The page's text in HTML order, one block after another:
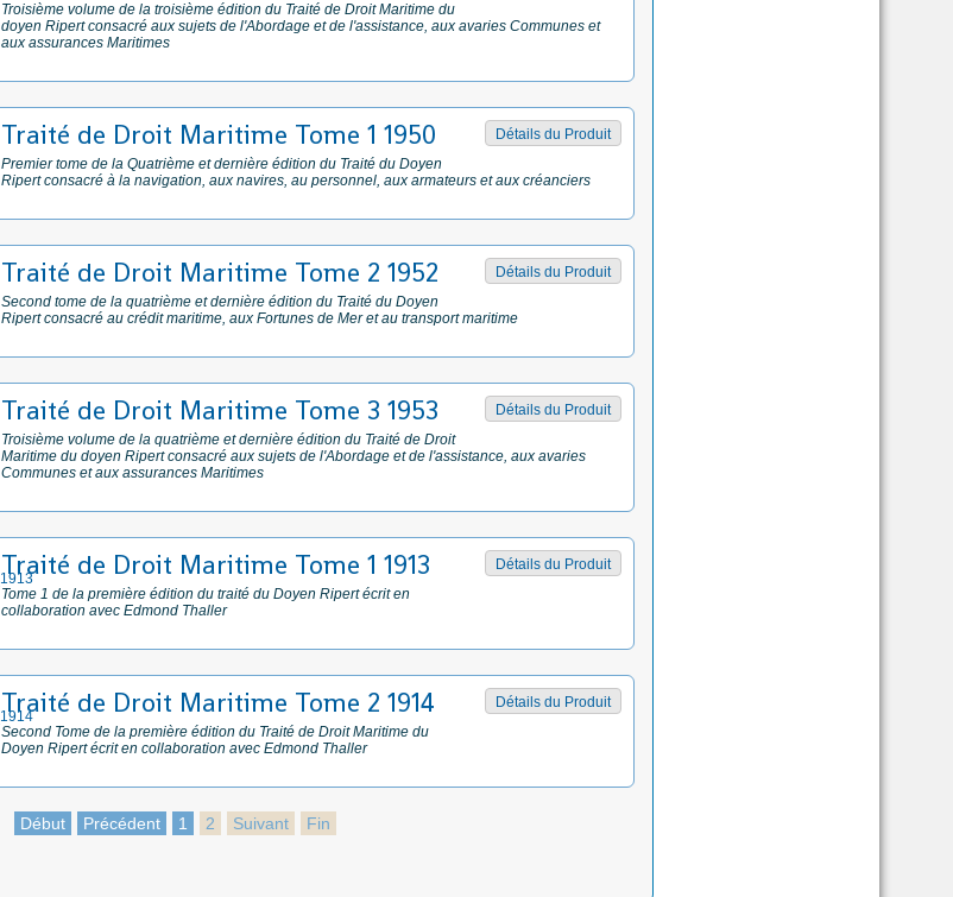
Troisième volume de la troisième édition du Traité de Droit Maritime du
doyen Ripert consacré aux sujets de l'Abordage et de l'assistance, aux avaries Communes et
aux assurances Maritimes
Détails du Produit
Traité de Droit Maritime Tome 1 1950
Premier tome de la Quatrième et dernière édition du Traité du Doyen
Ripert consacré à la navigation, aux navires, au personnel, aux armateurs et aux créanciers
Détails du Produit
Traité de Droit Maritime Tome 2 1952
Second tome de la quatrième et dernière édition du Traité du Doyen
Ripert consacré au crédit maritime, aux Fortunes de Mer et au transport maritime
Détails du Produit
Traité de Droit Maritime Tome 3 1953
Troisième volume de la quatrième et dernière édition du Traité de Droit
Maritime du doyen Ripert consacré aux sujets de l'Abordage et de l'assistance, aux avaries
Communes et aux assurances Maritimes
Détails du Produit
Traité de Droit Maritime Tome 1 1913
Tome 1 de la première édition du traité du Doyen Ripert écrit en
collaboration avec Edmond Thaller
Détails du Produit
Traité de Droit Maritime Tome 2 1914
Second Tome de la première édition du Traité de Droit Maritime du
Doyen Ripert écrit en collaboration avec Edmond Thaller
Début Précédent 1 2 Suivant Fin